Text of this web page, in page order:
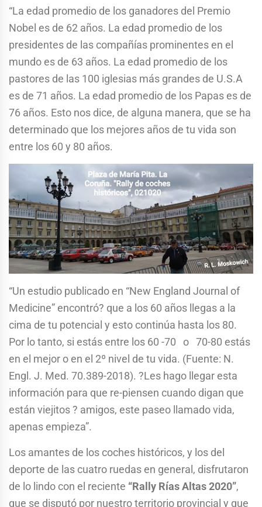
“La edad promedio de los ganadores del Premio
Nobel es de 62 años. La edad promedio de los
presidentes de las compañías prominentes en el
mundo es de 63 años. La edad promedio de los
pastores de las 100 iglesias más grandes de U.S.A
es de 71 años. La edad promedio de los Papas es de
76 años. Esto nos dice, de alguna manera, que se ha
determinado que los mejores años de tu vida son
entre los 60 y 80 años.
“Un estudio publicado en “New England Journal of
Medicine” encontró? que a los 60 años llegas a la
cima de tu potencial y esto continúa hasta los 80.
Por lo tanto, si estás entre los 60 -70 o 70-80 estás
en el mejor o en el 2º nivel de tu vida. (Fuente: N.
Engl. J. Med. 70.389-2018). ?Les hago llegar esta
información para que re-piensen cuando digan que
están viejitos ? amigos, este paseo llamado vida,
apenas empieza”.
Los amantes de los coches históricos, y los del
deporte de las cuatro ruedas en general, disfrutaron
de lo lindo con el reciente “Rally Rías Altas 2020”,
que se disputó por nuestro territorio provincial y que